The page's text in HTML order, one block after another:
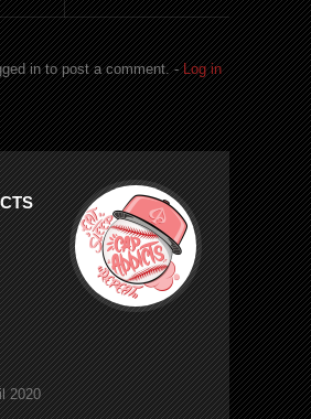
in to post a comment. -Log in
2020